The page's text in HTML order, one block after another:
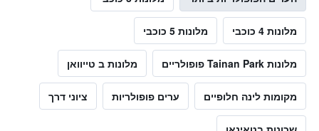
מלונות 4 כוכבי מלונות 5 כוכבי
מלונות Tainan Park פופולריים מלונות ב טייוואן
מקומות לינה חלופיים ערים פופולריות ציוני דרך